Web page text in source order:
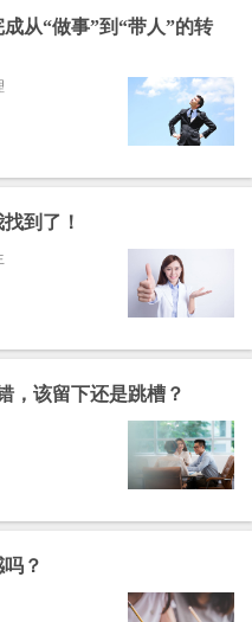
从“做事”到“带人”的转
到了！
，该留下还是跳槽？
？